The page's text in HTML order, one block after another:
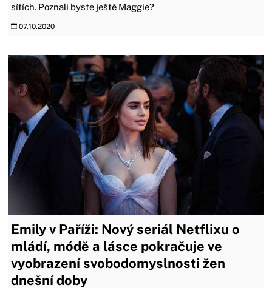
sítích. Poznali byste ještě Maggie?
07.10.2020
Emily v Paříži: Nový seriál Netflixu o
mládí, módě a lásce pokračuje ve
vyobrazení svobodomyslnosti žen
dnešní doby